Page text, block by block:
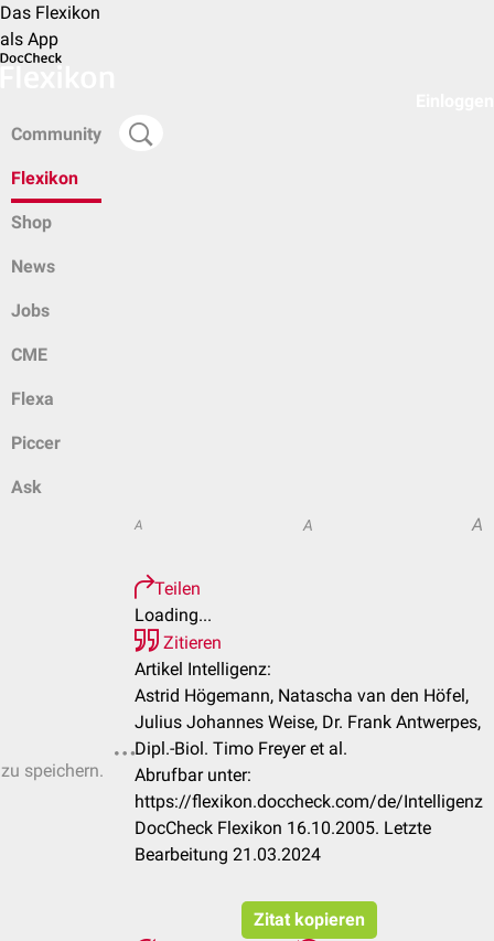
Das Flexikon
als App
Community
Flexikon
Shop
News
Jobs
CME
Flexa
Piccer
Ask
speichern.
A A A
Teilen
Loading...
Zitieren
Artikel Intelligenz:
Astrid Högemann, Natascha van den Höfel,
Julius Johannes Weise, Dr. Frank Antwerpes,
Dipl.-Biol. Timo Freyer et al.
Abrufbar unter:
https://flexikon.doccheck.com/de/Intelligenz
DocCheck Flexikon 16.10.2005. Letzte
Bearbeitung 21.03.2024
Zitat kopieren